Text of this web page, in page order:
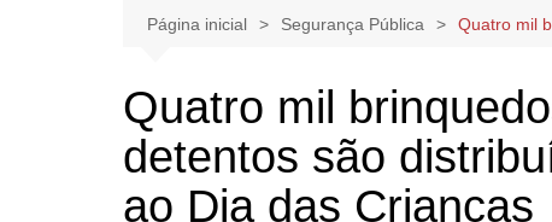
Página inicial Segurança Pública Quatro mil
Quatro mil
detentos são
ao Dia das Crianças